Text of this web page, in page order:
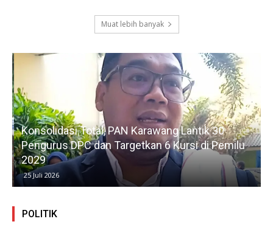
Muat lebih banyak
Konsolidasi Total, PAN Karawang Lantik 30
Pengurus DPC dan Targetkan 6 Kursi di Pemilu
2029
25 Juli 2026
POLITIK